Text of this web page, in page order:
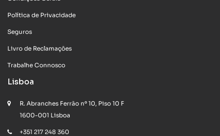
Política de Privacidade
Seguros
Livro de Reclamações
Trabalhe Connosco
Lisboa
R. Abranches Ferrão nº 10, Piso 10 F
1600-001 Lisboa
+351 217 248 360